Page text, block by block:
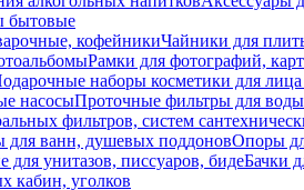
бытовые
кофейникиЧайники для
Рамки для фотографий,
наборы косметики для лица
насосыПроточные фильтры для воды
фильтров, систем
для ванн, душевых поддоновОпоры
унитазов, писсуаров, бидеБачки
кабин, уголков